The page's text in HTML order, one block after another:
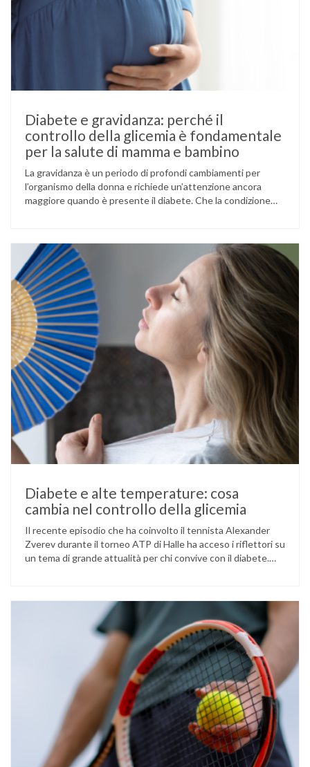
Diabete e gravidanza: perché il
controllo della glicemia è fondamentale
per la salute di mamma e bambino
La gravidanza è un periodo di profondi cambiamenti per
l’organismo della donna e richiede un’attenzione ancora
maggiore quando è presente il diabete. Che la condizione
volta durante la gestazione (diabete gestazionale),
mantenere …
Diabete e alte temperature: cosa
cambia nel controllo della glicemia
Il recente episodio che ha coinvolto il tennista Alexander
Zverev durante il torneo ATP di Halle ha acceso i riflettori su
un tema di grande attualità per chi convive con il diabete.
glucosio lo aveva portato …